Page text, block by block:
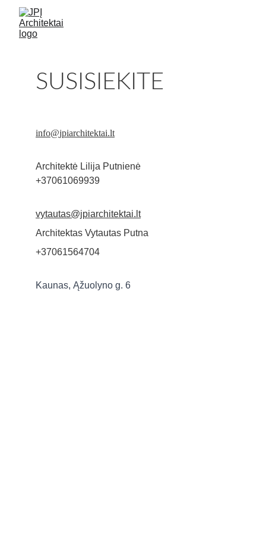
SUSISIEKITE
info@jpiarchitektai.lt
Architektė Lilija Putnienė
+37061069939
vytautas@jpiarchitektai.lt
Architektas Vytautas Putna
+37061564704
Kaunas, Ąžuolyno g. 6